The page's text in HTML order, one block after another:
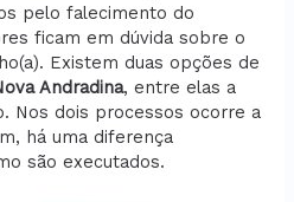
pelo falecimento do
ficam em dúvida sobre o
Existem duas opções de
Andradina, entre elas a
Nos dois processos ocorre a
há uma diferença
são executados.